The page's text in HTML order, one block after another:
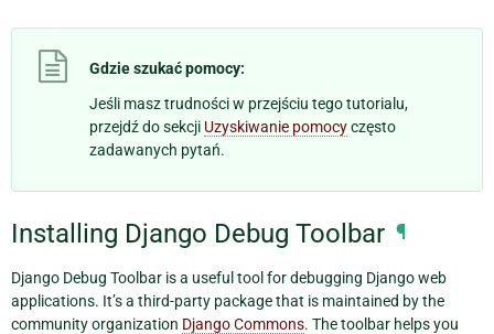
Gdzie szukać pomocy:
Jeśli masz trudności w przejściu tego tutorialu,
przejdź do sekcji Uzyskiwanie pomocyczęsto
zadawanych pytań.
Installing Django Debug Toolbar ¶
Django Debug Toolbar is a useful tool for debugging Django web
applications. It’s a third-party package that is maintained by the
community organization Django Commons. The toolbar helps you